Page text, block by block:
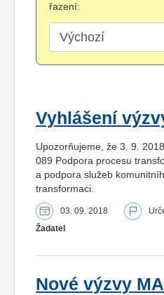
řazení:
Vyhlášení
Upozorňujeme, že 3. 9.
089 Podpora procesu
a podpora služeb
transformaci.
03. 09. 2018
Žadatel
Nové výzvy